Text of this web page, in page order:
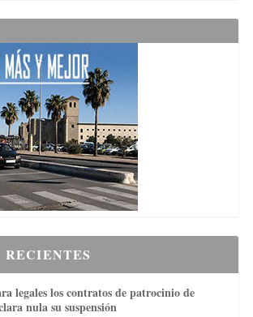
legales los contratos de patrocinio de
nula su suspensión